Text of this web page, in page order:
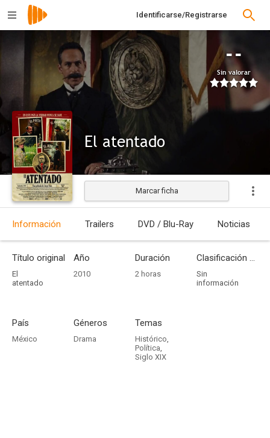
Identificarse/Registrarse
--
Sin valorar
El atentado
Estrenada
Marcar ficha
Información Trailers DVD / Blu-Ray Noticias
Título original
El
atentado
Año
2010
Duración
2 horas
Clasificación por edades
Sin
información
País
México
Géneros
Drama
Temas
Histórico,
Política,
Siglo XIX